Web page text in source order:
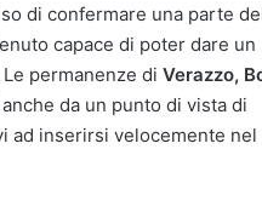
di confermare una parte
capace di poter dare un
permanenze di Verazzo,
da un punto di vista di
ad inserirsi velocemente nel